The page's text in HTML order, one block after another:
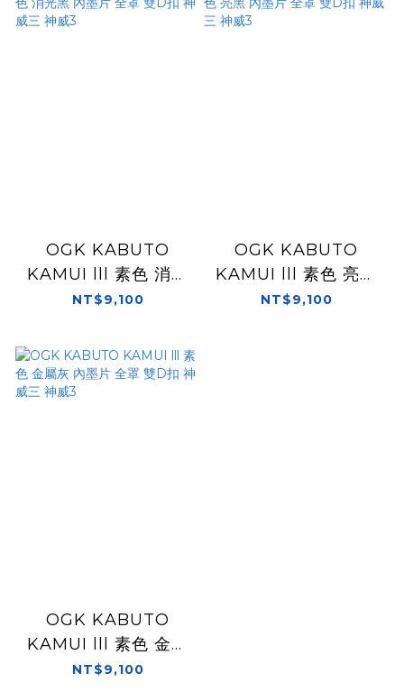
OGK KABUTO
KAMUI lll 素色 消光
黑 內墨片 全罩 雙D扣
NT$9,100
OGK KABUTO
KAMUI lll 素色 亮黑
內墨片 全罩 雙D扣 神
NT$9,100
OGK KABUTO
KAMUI lll 素色 金屬
灰 內墨片 全罩 雙D扣
NT$9,100